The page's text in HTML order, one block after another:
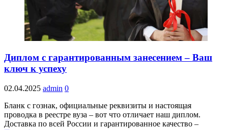
Диплом с гарантированным занесением – Ваш
ключ к успеху
02.04.2025 admin 0
Бланк с гознак, официальные реквизиты и настоящая
проводка в реестре вуза – вот что отличает наш диплом.
Доставка по всей России и гарантированное качество –